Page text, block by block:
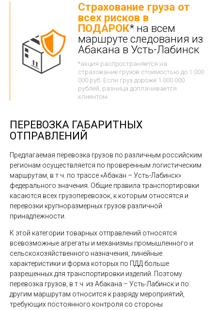
Страхование груза от
всех рисков в
ПОДАРОК* на всем
маршруте следования из
Абакана в Усть-Лабинск
*акция распространяется на
страхование грузов стоимостью до 1 000
000 руб. Если груз дороже 1 000 000
рублей, разница доплачивается
клиентом.
ПЕРЕВОЗКА ГАБАРИТНЫХ
ОТПРАВЛЕНИЙ
Предлагаемая перевозка грузов по различным российским
регионам осуществляется по проверенным логистическим
маршрутам, в т.ч. по трассе «Абакан – Усть-Лабинск»
федерального значения. Общие правила транспортировки
касаются всех грузоперевозок, к которым относятся и
перевозки крупноразмерных грузов различной
принадлежности.
К этой категории товарных отправлений относятся
всевозможные агрегаты и механизмы промышленного и
сельскохозяйственного назначения, линейные
характеристики и форма которых по ПДД больше
разрешенных для транспортировки изделий. Поэтому
перевозка грузов, в т.ч. из Абакана – Усть-Лабинск и по
другим маршрутам относится к разряду мероприятий,
требующих постоянного контроля со стороны